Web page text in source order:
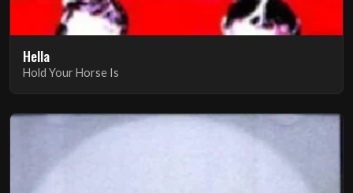
Hella
Hold Your Horse Is